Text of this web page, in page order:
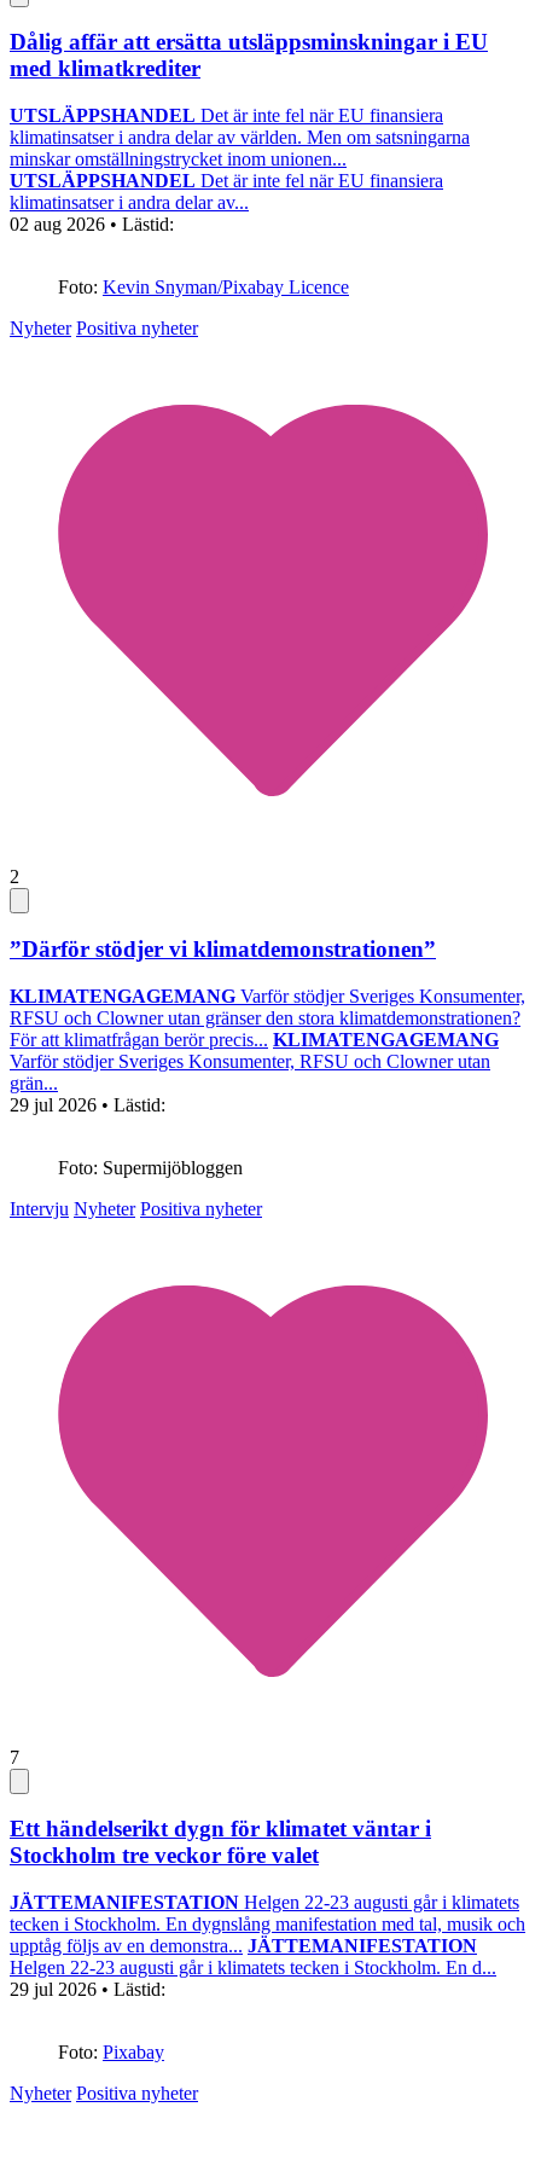
Dålig affär att ersätta utsläppsminskningar i EU
med klimatkrediter
UTSLÄPPSHANDEL Det är inte fel när EU finansiera
klimatinsatser i andra delar av världen. Men om satsningarna
minskar omställningstrycket inom unionen...
UTSLÄPPSHANDEL Det är inte fel när EU finansiera
klimatinsatser i andra delar av...
02 aug 2026 • Lästid:
Foto: Kevin Snyman/Pixabay Licence
Nyheter Positiva nyheter
2
”Därför stödjer vi klimatdemonstrationen”
KLIMATENGAGEMANG Varför stödjer Sveriges Konsumenter,
RFSU och Clowner utan gränser den stora klimatdemonstrationen?
För att klimatfrågan berör precis... KLIMATENGAGEMANG
Varför stödjer Sveriges Konsumenter, RFSU och Clowner utan
grän...
29 jul 2026 • Lästid:
Foto: Supermijöbloggen
Intervju Nyheter Positiva nyheter
7
Ett händelserikt dygn för klimatet väntar i
Stockholm tre veckor före valet
JÄTTEMANIFESTATION Helgen 22-23 augusti går i klimatets
tecken i Stockholm. En dygnslång manifestation med tal, musik och
upptåg följs av en demonstra... JÄTTEMANIFESTATION
Helgen 22-23 augusti går i klimatets tecken i Stockholm. En d...
29 jul 2026 • Lästid:
Foto: Pixabay
Nyheter Positiva nyheter